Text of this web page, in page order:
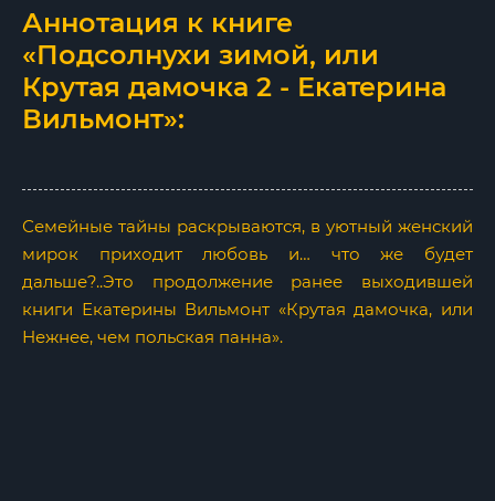
Аннотация к книге
«Подсолнухи зимой, или
Крутая дамочка 2 - Екатерина
Вильмонт»:
Семейные тайны раскрываются, в уютный женский
мирок приходит любовь и… что же будет
дальше?..Это продолжение ранее выходившей
книги Екатерины Вильмонт «Крутая дамочка, или
Нежнее, чем польская панна».